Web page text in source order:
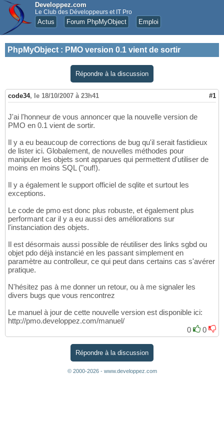
Developpez.com
Le Club des Développeurs et IT Pro
Actus Forum PhpMyObject Emploi
PhpMyObject : PMO version 0.1 vient de sortir
Répondre à la discussion
code34, le 18/10/2007 à 23h41 #1
J'ai l'honneur de vous annoncer que la nouvelle version de
PMO en 0.1 vient de sortir.
Il y a eu beaucoup de corrections de bug qu'il serait fastidieux
de lister ici. Globalement, de nouvelles méthodes pour
manipuler les objets sont apparues qui permettent d'utiliser de
moins en moins SQL ("ouf!).
Il y a également le support officiel de sqlite et surtout les
exceptions.
Le code de pmo est donc plus robuste, et également plus
performant car il y a eu aussi des améliorations sur
l'instanciation des objets.
Il est désormais aussi possible de réutiliser des links sgbd ou
objet pdo déjà instancié en les passant simplement en
paramètre au controlleur, ce qui peut dans certains cas s'avérer
pratique.
N'hésitez pas à me donner un retour, ou à me signaler les
divers bugs que vous rencontrez
Le manuel à jour de cette nouvelle version est disponible ici:
http://pmo.developpez.com/manuel/
0
0
Répondre à la discussion
© 2000-2026 - www.developpez.com